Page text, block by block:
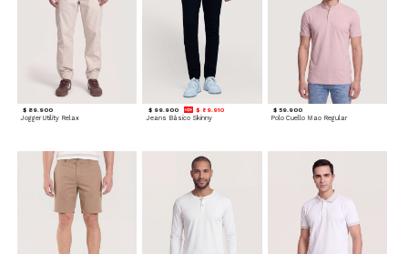
$ 89.900
Jogger Utility Relax
$ 99.900 $ 89.910
Jeans Básico Skinny
$ 59.900
Polo Cuello Mao Regular